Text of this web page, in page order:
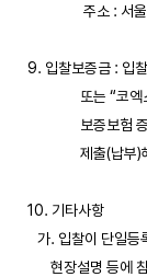
주
9. 입찰보증금 : 입
또는
보증
제출(납
10. 기타사항
가. 입찰이 단일
현장설명 등에